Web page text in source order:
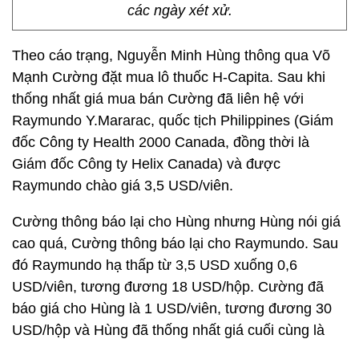
các ngày xét xử.
Theo cáo trạng, Nguyễn Minh Hùng thông qua Võ
Mạnh Cường đặt mua lô thuốc H-Capita. Sau khi
thống nhất giá mua bán Cường đã liên hệ với
Raymundo Y.Mararac, quốc tịch Philippines (Giám
đốc Công ty Health 2000 Canada, đồng thời là
Giám đốc Công ty Helix Canada) và được
Raymundo chào giá 3,5 USD/viên.
Cường thông báo lại cho Hùng nhưng Hùng nói giá
cao quá, Cường thông báo lại cho Raymundo. Sau
đó Raymundo hạ thấp từ 3,5 USD xuống 0,6
USD/viên, tương đương 18 USD/hộp. Cường đã
báo giá cho Hùng là 1 USD/viên, tương đương 30
USD/hộp và Hùng đã thống nhất giá cuối cùng là